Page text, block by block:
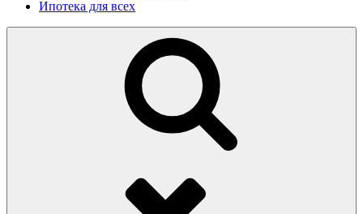
Ипотека для всех